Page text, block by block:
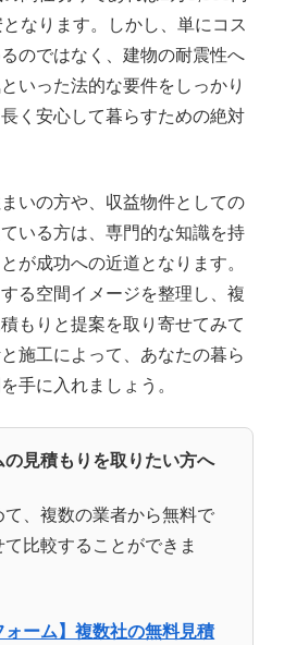
なります。しかし、単にコス
のではなく、建物の耐震性へ
いった法的な要件をしっかり
く安心して暮らすための絶対
いの方や、収益物件としての
いる方は、専門的な知識を持
が成功への近道となります。
る空間イメージを整理し、複
もりと提案を取り寄せてみて
施工によって、あなたの暮ら
手に入れましょう。
の見積もりを取りたい方へ
、複数の業者から無料で
比較することができま
ォーム】複数社の無料見積